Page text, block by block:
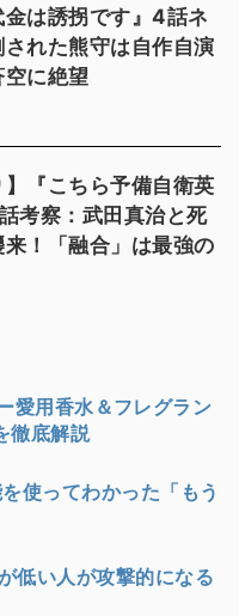
は誘拐です』4話ネ
れた熊守は自作自演
に絶望
】『こちら予備自衛英
考察：武田真治と死
！「融合」は最強の
愛用香水＆フレグラン
徹底解説
使ってわかった「もう
低い人が攻撃的になる